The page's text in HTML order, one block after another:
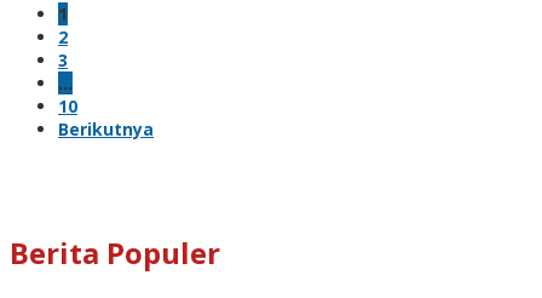
1
2
3
…
10
Berikutnya
Berita Populer